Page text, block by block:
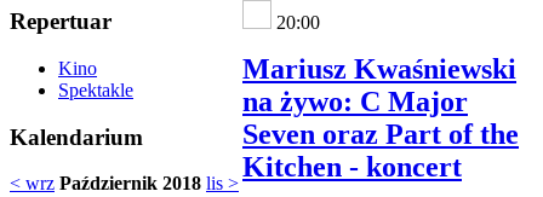
Repertuar
Kino
Spektakle
Kalendarium
< wrz Październik 2018 lis >
20:00
Mariusz Kwaśniewski
na żywo: C Major
Seven oraz Part of the
Kitchen - koncert